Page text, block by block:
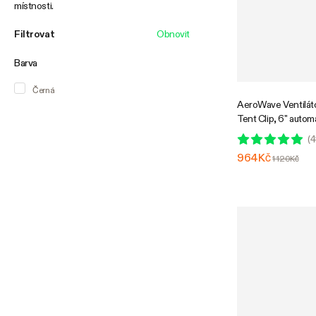
místnosti.
Filtrovat Obnovit
Barva
Černá
AeroWave
Tent Clip, 6"
ventilátor se
pro hydroponické
balení
(
964Kč 1 120Kč